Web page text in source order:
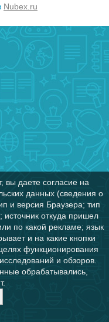
Nubex.ru
вы даете согласие на
данных (сведения о
и версия Браузера; тип
источник откуда пришел
по какой рекламе; язык
и на какие кнопки
функционирования
и обзоров.
обрабатывались,